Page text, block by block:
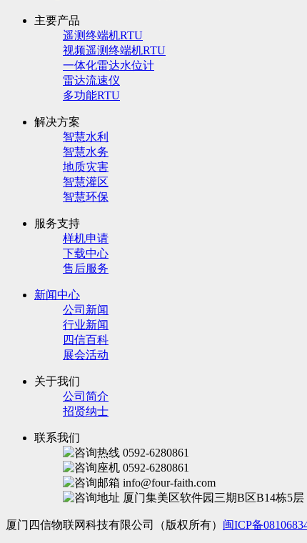
主要产品
遥测终端机RTU
视频遥测终端机RTU
一体化雷达水位计
雷达流速仪
多功能RTU
解决方案
智慧水利
智慧水务
地质灾害
智慧灌区
智慧环保
服务支持
样机申请
下载中心
售后服务
新闻中心
公司新闻
行业新闻
四信百科
展会活动
关于我们
公司简介
招贤纳士
联系我们
0592-6280861
0592-6280861
info@four-faith.com
厦门集美区软件园三期B区B14栋5层
厦门四信物联网科技有限公司（版权所有） 闽ICP备